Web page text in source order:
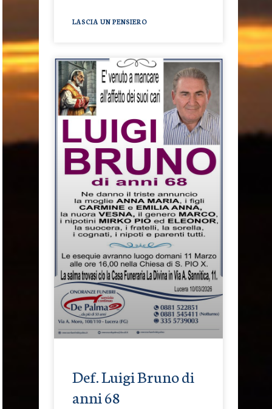
LASCIA UN PENSIERO
Def. Luigi Bruno di
anni 68